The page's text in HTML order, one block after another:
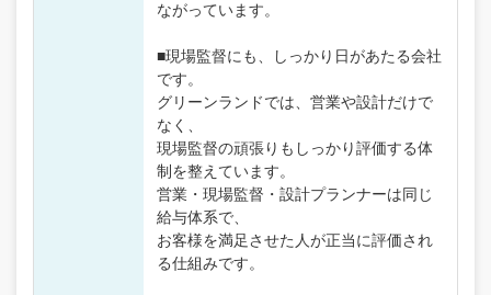
ながっています。
■現場監督にも、しっかり日があたる会社
です。
グリーンランドでは、営業や設計だけで
なく、
現場監督の頑張りもしっかり評価する体
制を整えています。
営業・現場監督・設計プランナーは同じ
給与体系で、
お客様を満足させた人が正当に評価され
る仕組みです。